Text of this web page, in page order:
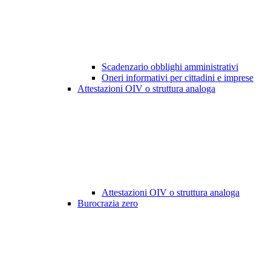
Scadenzario obblighi amministrativi
Oneri informativi per cittadini e imprese
Attestazioni OIV o struttura analoga
Attestazioni OIV o struttura analoga
Burocrazia zero